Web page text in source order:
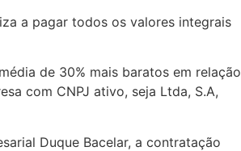
a pagar todos os valores integrais
de 30% mais baratos em relação
com CNPJ ativo, seja Ltda, S.A,
Duque Bacelar, a contratação